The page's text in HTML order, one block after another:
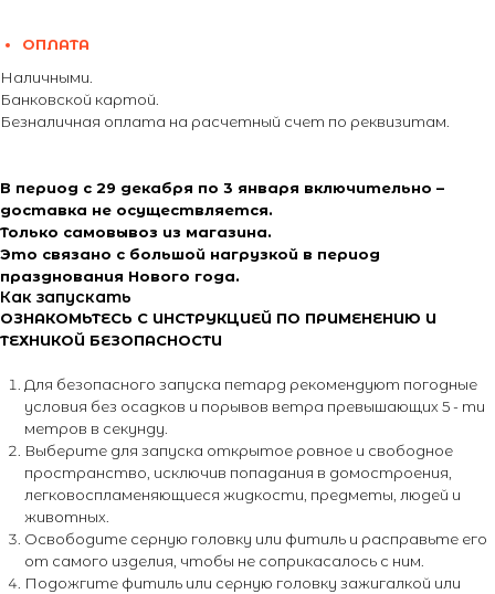
ОПЛАТА
Наличными.
Банковской картой.
Безналичная оплата на расчетный счет по реквизитам.
В период с 29 декабря по 3 января включительно –
доставка не осуществляется.
Только самовывоз из магазина.
Это связано с большой нагрузкой в период
празднования Нового года.
Как запускать
ОЗНАКОМЬТЕСЬ С ИНСТРУКЦИЕЙ ПО ПРИМЕНЕНИЮ И
ТЕХНИКОЙ БЕЗОПАСНОСТИ
Для безопасного запуска петард рекомендуют погодные
условия без осадков и порывов ветра превышающих 5 - ти
метров в секунду.
Выберите для запуска открытое ровное и свободное
пространство, исключив попадания в домостроения,
легковоспламеняющиеся жидкости, предметы, людей и
животных.
Освободите серную головку или фитиль и расправьте его
от самого изделия, чтобы не соприкасалось с ним.
Подожгите фитиль или серную головку зажигалкой или